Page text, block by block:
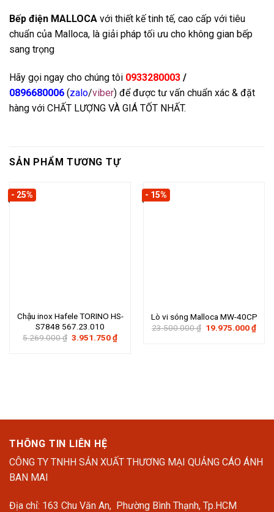
Bếp điện MALLOCA với thiết kế tinh tế, cao cấp với tiêu
chuẩn của Malloca, là giải pháp tối ưu cho không gian bếp
sang trọng
Hãy gọi ngay cho chúng tôi 0933280003 /
0896680006 (zalo/viber) để được tư vấn chuẩn xác & đặt
hàng với CHẤT LƯỢNG VÀ GIÁ TỐT NHẤT.
SẢN PHẨM TƯƠNG TỰ
- 25%
Chậu inox Hafele TORINO HS-
S7848 567.23.010
5.269.000₫ Giá
3.951.750₫Giá
- 15%
Lò vi sóng Malloca MW-40CP
23.500.000₫ Giá
19.975.000₫Giá
THÔNG TIN LIÊN HỆ
CÔNG TY TNHH SẢN XUẤT THƯƠNG MẠI QUẢNG CÁO ÁNH
BAN MAI
Địa chỉ: 163 Chu Văn An, Phường Bình Thạnh, Tp.HCM